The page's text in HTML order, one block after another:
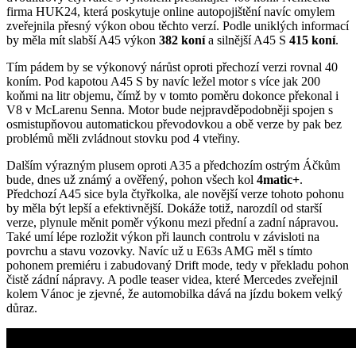
firma HUK24, která poskytuje online autopojištění navíc omylem
zveřejnila přesný výkon obou těchto verzí. Podle uniklých informací
by měla mít slabší A45 výkon 382 konía silnější A45 S 415 koní.
Tím pádem by se výkonový nárůst oproti přechozí verzi rovnal 40
koním. Pod kapotou A45 S by navíc ležel motor s více jak 200
koňmi na litr objemu, čímž by v tomto poměru dokonce překonal i
V8 v McLarenu Senna. Motor bude nejpravděpodobněji spojen s
osmistupňovou automatickou převodovkou a obě verze by pak bez
problémů měli zvládnout stovku pod 4 vteřiny.
Dalším výrazným plusem oproti A35 a předchozím ostrým Áčkům
bude, dnes už známý a ověřený, pohon všech kol 4matic+.
Předchozí A45 sice byla čtyřkolka, ale novější verze tohoto pohonu
by měla být lepší a efektivnější. Dokáže totiž, narozdíl od starší
verze, plynule měnit poměr výkonu mezi přední a zadní nápravou.
Také umí lépe rozložit výkon při launch controlu v závisloti na
povrchu a stavu vozovky. Navíc už u E63s AMG měl s tímto
pohonem premiéru i zabudovaný Drift mode, tedy v překladu pohon
čistě zádní nápravy. A podle teaser videa, které Mercedes zveřejnil
kolem Vánoc je zjevné, že automobilka dává na jízdu bokem velký
důraz.